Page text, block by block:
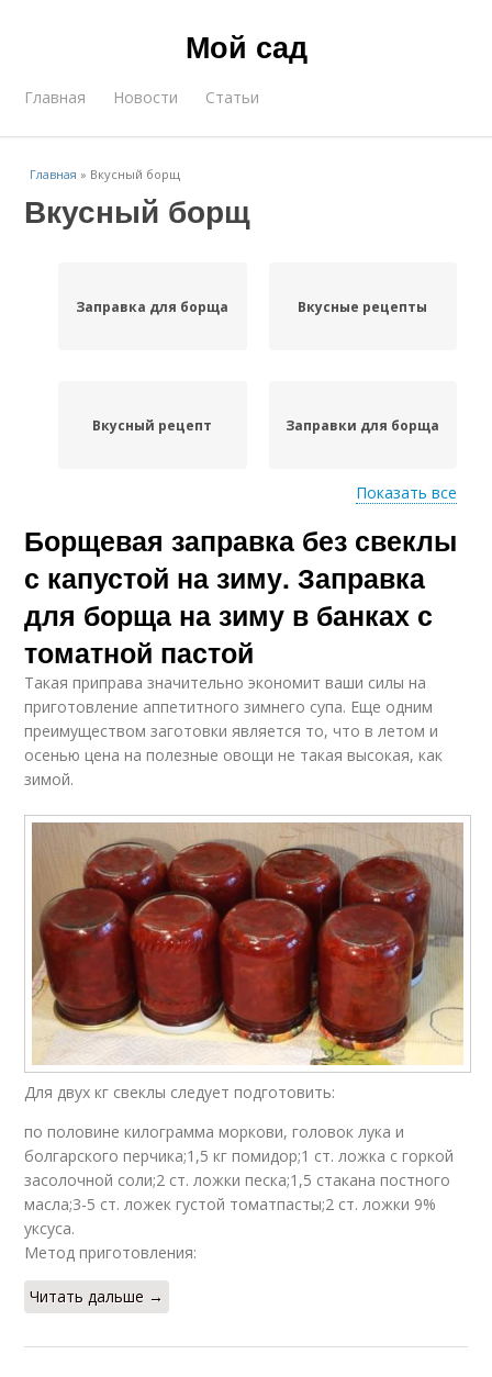
Мой сад
Главная Новости Статьи
Главная » Вкусный борщ
Вкусный борщ
Заправка для борща Вкусные рецепты
Вкусный рецепт Заправки для борща
Борщ на зиму Борщ с капустой
Вкусная заправка
Заготовки для борща Капуста для борща
Борщ в банках Густой борщ
Заготовка для борща
Показать все
Борщевая заправка без свеклы
с капустой на зиму. Заправка
для борща на зиму в банках с
томатной пастой
Такая приправа значительно экономит ваши силы на
приготовление аппетитного зимнего супа. Еще одним
преимуществом заготовки является то, что в летом и
осенью цена на полезные овощи не такая высокая, как
зимой.
Для двух кг свеклы следует подготовить:
по половине килограмма моркови, головок лука и
болгарского перчика;1,5 кг помидор;1 ст. ложка с горкой
засолочной соли;2 ст. ложки песка;1,5 стакана постного
масла;3-5 ст. ложек густой томатпасты;2 ст. ложки 9%
уксуса.
Метод приготовления:
Читать дальше →